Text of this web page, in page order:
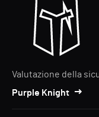
Valutazione della
Purple Knight